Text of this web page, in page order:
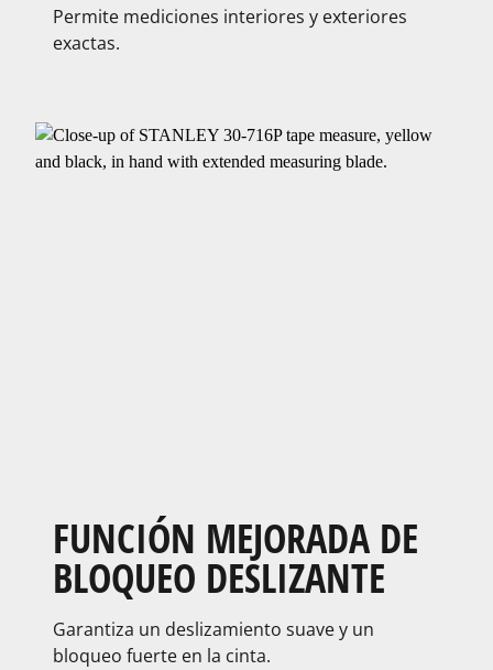
Permite mediciones​ interiores y exteriores​
exactas.
FUNCIÓN MEJORADA DE
BLOQUEO DESLIZANTE​
Garantiza un deslizamiento suave y un
bloqueo fuerte en la cinta.